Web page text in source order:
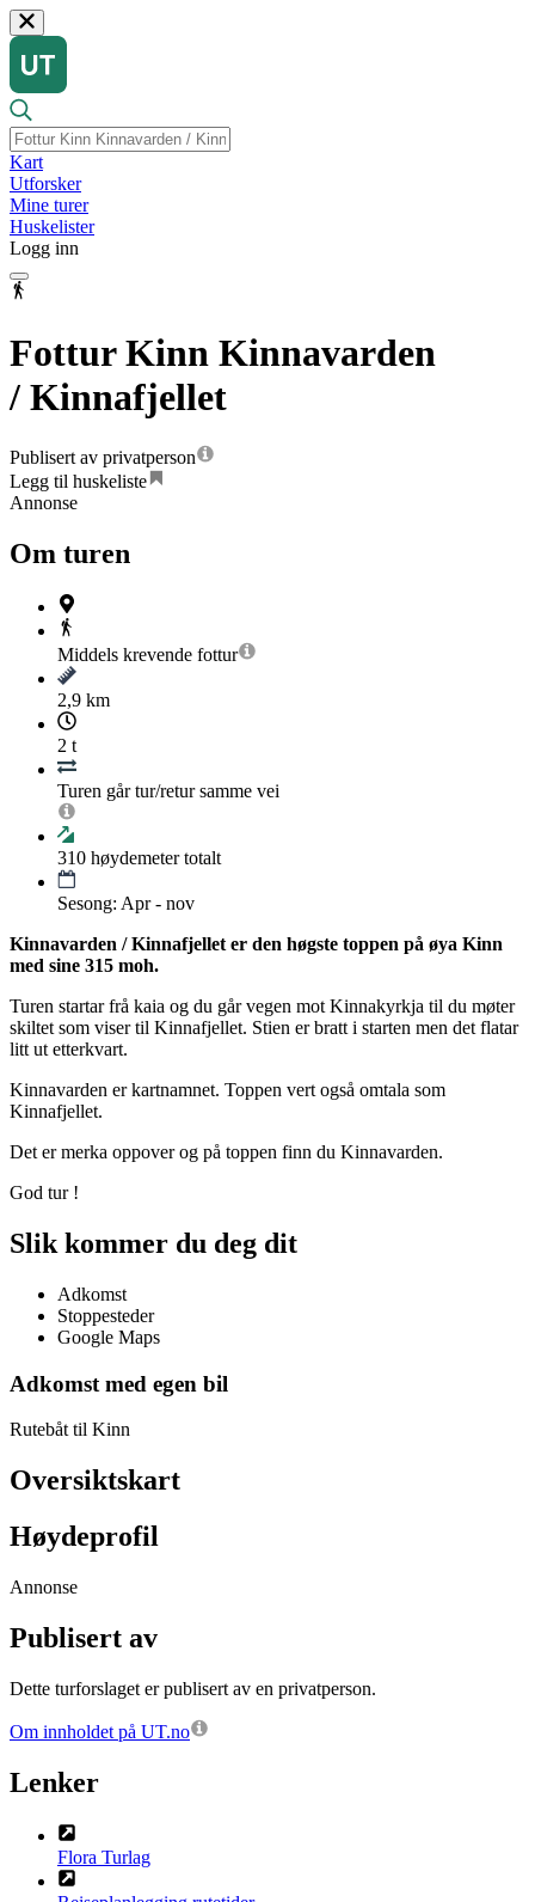
Kart
Utforsker
Mine turer
Huskelister
Logg inn
Fottur Kinn Kinnavarden
/ Kinnafjellet
Publisert av privatperson
Legg til huskeliste
Annonse
Om turen
Middels krevende fottur
2,9 km
2 t
Turen går tur/retur samme vei
310 høydemeter totalt
Sesong: Apr - nov
Kinnavarden / Kinnafjellet er den høgste toppen på øya Kinn
med sine 315 moh.
Turen startar frå kaia og du går vegen mot Kinnakyrkja til du møter
skiltet som viser til Kinnafjellet. Stien er bratt i starten men det flatar
litt ut etterkvart.
Kinnavarden er kartnamnet. Toppen vert også omtala som
Kinnafjellet.
Det er merka oppover og på toppen finn du Kinnavarden.
God tur !
Slik kommer du deg dit
Adkomst
Stoppesteder
Google Maps
Adkomst med egen bil
Rutebåt til Kinn
Oversiktskart
Høydeprofil
Annonse
Publisert av
Dette turforslaget er publisert av en privatperson.
Om innholdet på UT.no
Lenker
Flora Turlag